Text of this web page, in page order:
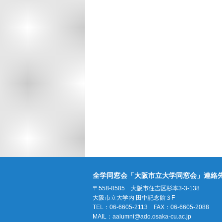
全学同窓会「大阪市立大学同窓会」連絡
〒558-8585 大阪市住吉区杉本3-3-138
大阪市立大学内 田中記念館３F
TEL：06-6605-2113 FAX：06-6605-2088
MAIL： aalumni@ado.osaka-cu.ac.jp